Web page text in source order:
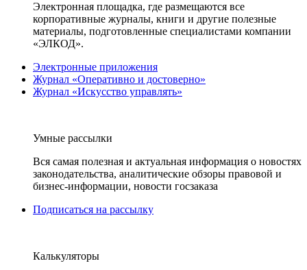
Электронная площадка, где размещаются все
корпоративные журналы, книги и другие полезные
материалы, подготовленные специалистами компании
«ЭЛКОД».
Электронные приложения
Журнал «Оперативно и достоверно»
Журнал «Искусство управлять»
Умные рассылки
Вся самая полезная и актуальная информация о новостях
законодательства, аналитические обзоры правовой и
бизнес-информации, новости госзаказа
Подписаться на рассылку
Калькуляторы